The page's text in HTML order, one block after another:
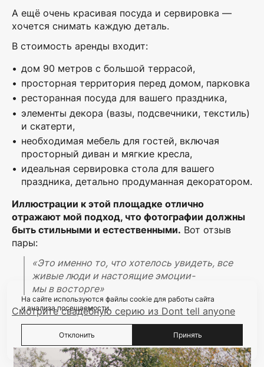
А ещё очень красивая посуда и сервировка —
хочется снимать каждую деталь.
В стоимость аренды входит:
дом 90 метров с большой террасой,
просторная территория перед домом, парковка
ресторанная посуда для вашего праздника,
элементы декора (вазы, подсвечники, текстиль)
и скатерти,
необходимая мебель для гостей, включая
просторный диван и мягкие кресла,
идеальная сервировка стола для вашего
праздника, детально продуманная декоратором.
Иллюстрации к этой площадке отлично
отражают мой подход, что фотографии должны
быть стильными и естественными. Вот отзыв
пары:
«Это именно то, что хотелось увидеть, все
живые люди и настоящие эмоции-
мы в восторге»
Смотрите свадебную серию из Dont tell anyone
На сайте используются файлы cookie для работы сайта
и анализа посещаемости.
Отклонить Принять